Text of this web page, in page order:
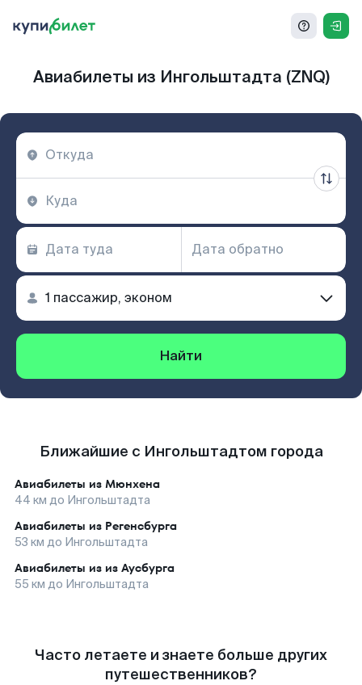
Авиабилеты из Ингольштадта (ZNQ)
Найти
Ближайшие с Ингольштадтом города
Авиабилеты из Мюнхена
44 км до Ингольштадта
Авиабилеты из Регенсбурга
53 км до Ингольштадта
Авиабилеты из из Аусбурга
55 км до Ингольштадта
Часто летаете и знаете больше других
путешественников?